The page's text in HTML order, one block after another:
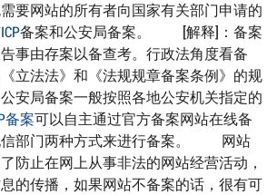
要网站的所有者向国家有关部门申请的
ICP备案和公安局备案。 [解释]：备案
事由存案以备查考。行政法角度看备
立法法》和《法规规章备案条例》的规
局备案一般按照各地公安机关指定的
备案可以自主通过官方备案网站在线备
信部门两种方式来进行备案。 网站
防止在网上从事非法的网站经营活动，
的传播，如果网站不备案的话，很有可